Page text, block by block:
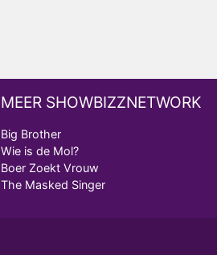
MEER SHOWBIZZNETWORK
Big Brother
Wie is de Mol?
Boer Zoekt Vrouw
The Masked Singer